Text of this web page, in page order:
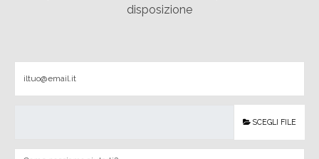
disposizione
SCEGLI FILE